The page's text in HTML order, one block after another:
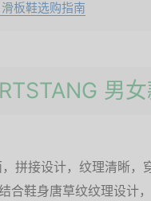
板鞋选购指南
男
拼接设计，纹理清晰，
合鞋身唐草纹纹理设计